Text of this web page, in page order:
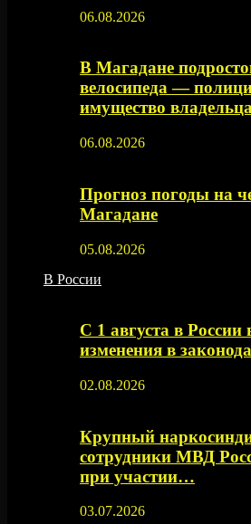
06.08.2026
В Магадане
велосипеда —
имущество
06.08.2026
Прогноз погоды на
Магадане
05.08.2026
В России
С 1 августа в России
изменения в
02.08.2026
Крупный
сотрудники МВД
при участии…
03.07.2026